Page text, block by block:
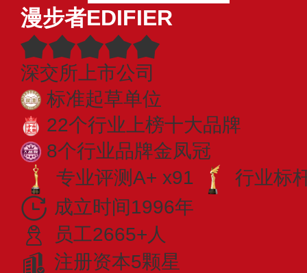
漫步者EDIFIER
深交所上市公司
标准起草单位
22个行业上榜十大品牌
8个行业品牌金凤冠
专业评测A+ x91
行业标
成立时间1996年
员工2665+人
注册资本5颗星